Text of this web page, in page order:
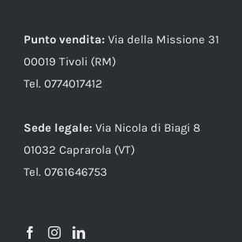
Punto vendita: Via della Missione 31
00019 Tivoli (RM)
Tel. 0774017412
Sede legale: Via Nicola di Biagi 8
01032 Caprarola (VT)
Tel. 0761646753